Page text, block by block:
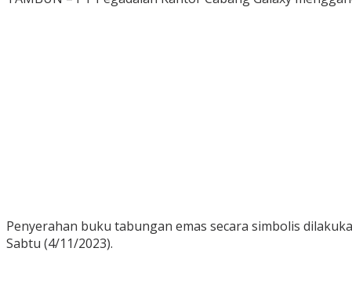
Penyerahan buku tabungan emas secara simbolis
Sabtu (4/11/2023).